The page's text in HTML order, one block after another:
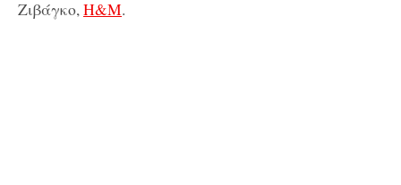
Ζιβάγκο,H&M.